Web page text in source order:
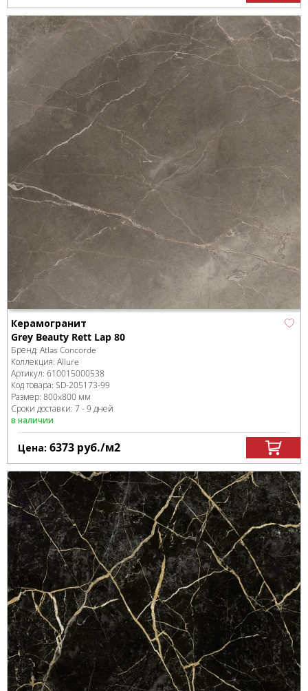
Керамогранит
Grey Beauty Rett Lap 80
Бренд: Atlas Concorde
Коллекция: Allure
Артикул: 610015000538
Код товара: SD-205173-99
Размер: 800x800 мм
Сроки доставки: 7 - 9 дней
в наличии
Цена: 6373 руб./м2